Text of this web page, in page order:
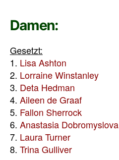
Damen:
Gesetzt:
1. Lisa Ashton
2. Lorraine Winstanley
3. Deta Hedman
4. Aileen de Graaf
5. Fallon Sherrock
6. Anastasia Dobromyslova
7. Laura Turner
8. Trina Gulliver